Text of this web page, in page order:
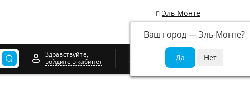
Эль-Монте
Ваш город —Эль-Монте?
Здравствуйте,
войдите в кабинет
0